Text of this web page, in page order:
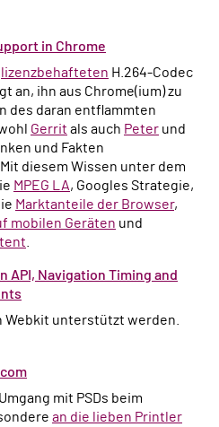
in Chrome
lizenzbehafteten H.264-Codec
an, ihn aus Chrome(ium) zu
des daran entflammten
Gerrit als auch Peter und
und Fakten
diesem Wissen unter dem
MPEG LA, Googles Strategie,
Marktanteile der Browser,
mobilen Geräten und
API, Navigation Timing and
Webkit unterstützt werden.
an die lieben Printler